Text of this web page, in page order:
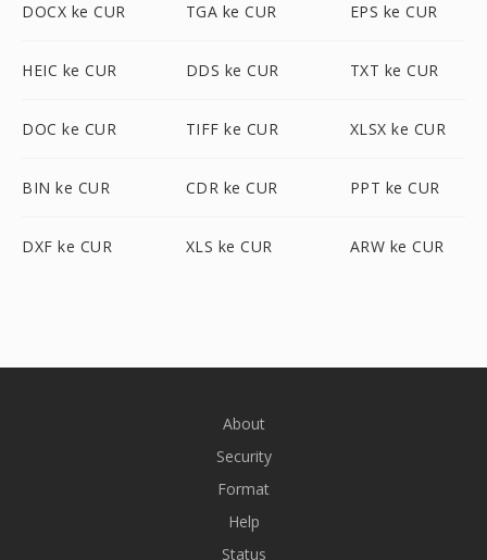
DOCX ke CUR TGA ke CUR EPS ke CUR
HEIC ke CUR DDS ke CUR TXT ke CUR
DOC ke CUR TIFF ke CUR XLSX ke CUR
BIN ke CUR CDR ke CUR PPT ke CUR
DXF ke CUR XLS ke CUR ARW ke CUR
About
Security
Format
Help
Status